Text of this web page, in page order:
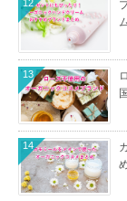
12
13
14